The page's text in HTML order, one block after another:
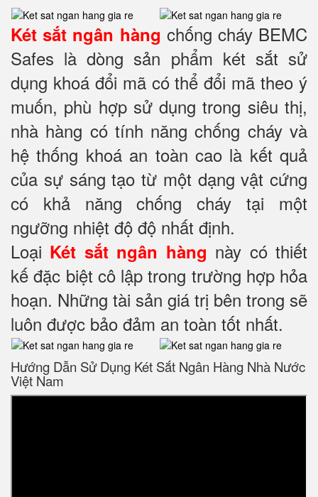
Két sắt ngân hàng chống cháy BEMC
Safes là dòng sản phẩm két sắt sử
dụng khoá đổi mã có thể đổi mã theo ý
muốn, phù hợp sử dụng trong siêu thị,
nhà hàng có tính năng chống cháy và
hệ thống khoá an toàn cao là kết quả
của sự sáng tạo từ một dạng vật cứng
có khả năng chống cháy tại một
ngưỡng nhiệt độ độ nhất định.
Loại Két sắt ngân hàng này có thiết
kế đặc biệt cô lập trong trường hợp hỏa
hoạn. Những tài sản giá trị bên trong sẽ
luôn được bảo đảm an toàn tốt nhất.
Hướng Dẫn Sử Dụng Két Sắt Ngân Hàng Nhà Nước
Việt Nam